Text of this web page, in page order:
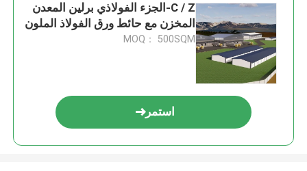
C / Z-الجزء الفولاذي برلين المعدن
المخزن مع حائط ورق الفولاذ الملون
MOQ： 500SQM
استمر